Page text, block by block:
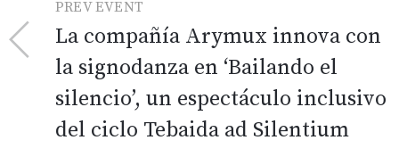
PREV EVENT
La compañía Arymux innova con
la signodanza en ‘Bailando el
silencio’, un espectáculo inclusivo
del ciclo Tebaida ad Silentium